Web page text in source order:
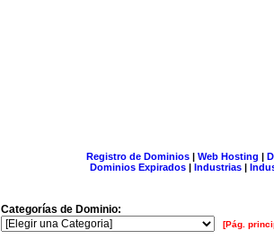
Registro de Dominios| Web Hosting |
Dominios Expirados | Industrias |
Categorías de Dominio:
[Pág.